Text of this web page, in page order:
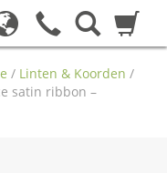
/ Linten & Koorden /
satin ribbon –